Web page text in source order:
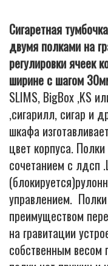
Сигаретная
двумя полками на
регулировки ячеек
ширине с шагом
SLIMS, BigBox ,KS
,сигарилл, сигар и
шкафа
цвет корпуса.
сочетанием с лдсп
управлением.
преимуществом
на гравитации
собственным весом